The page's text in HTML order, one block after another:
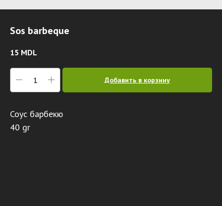
Sos barbeque
15 MDL
Добавить в корзину
Соус барбекю
40 gr